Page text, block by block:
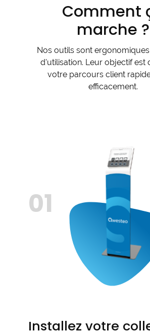
Comment
marche ?
Nos outils sont
d'utilisation. Leur objectif est
votre parcours client
efficacement.
01
Installez votre